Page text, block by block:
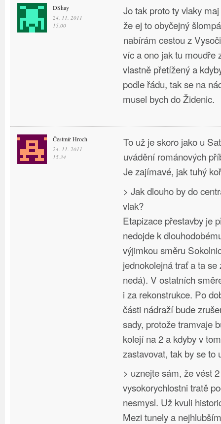
DShay
24. 11. 2011
15.00
Jo tak proto ty vlaky
že ej to obyčejný
nabírám cestou z
víc a ono jak tu moudře
vlastně přetížený a
podle řádu, tak se na
musel bych do Židenic.
Čestmír Hroch
24. 11. 2011
15.34
To už je skoro jako u
uvádění románových
Je zajímavé, jak tuhý
> Jak dlouho by do
vlak?
Etapizace přestavby je
nedojde k
výjimkou směru
jednokolejná trať a ta
nedá). V ostatních
i za rekonstrukce. Po
části nádraží bude
sady, protože tramvaje
kolejí na 2 a kdyby v
zastavovat, tak by se to
> uznejte sám, že vést
vysokorychlostni tratě
nesmysl. Už kvuli
Mezi tunely a